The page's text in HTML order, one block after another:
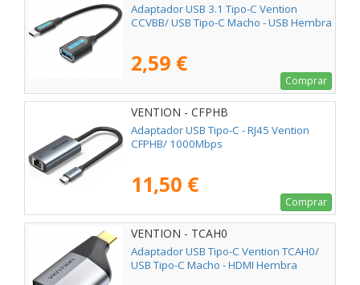
Adaptador USB 3.1 Tipo-C Vention
CCVBB/ USB Tipo-C Macho - USB Hembra
2,59 €
Comprar
VENTION - CFPHB
Adaptador USB Tipo-C - RJ45 Vention
CFPHB/ 1000Mbps
11,50 €
Comprar
VENTION - TCAH0
Adaptador USB Tipo-C Vention TCAH0/
USB Tipo-C Macho - HDMI Hembra